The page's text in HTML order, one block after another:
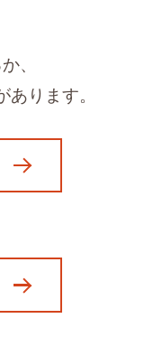
、
ります。